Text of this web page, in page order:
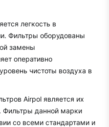
легкость в
Фильтры оборудованы
замены
оперативно
чистоты воздуха в
Airpol является их
Фильтры данной марки
со всеми стандартами и